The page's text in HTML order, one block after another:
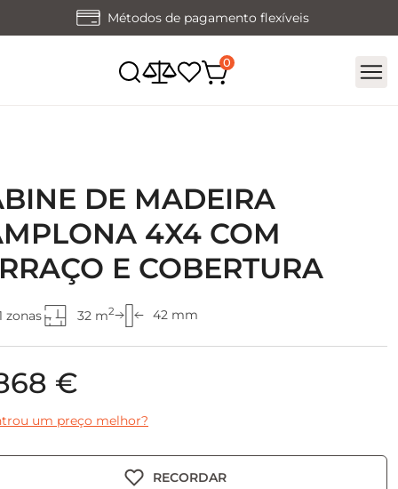
Métodos de pagamento flexíveis
DE MADEIRA
4X4 COM
E COBERTURA
zonas 32 m2 42 mm
€
um preço melhor?
RECORDAR